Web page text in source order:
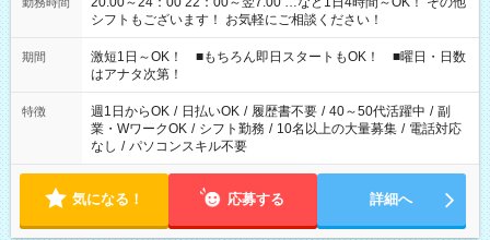
シフトもございます！ お気軽にご相談ください！
期間
激短1日～OK！ ■もちろん即日スタートもOK！ ■曜日・日数
はアナタ次第！
特徴 週1日からOK / 日払いOK / 履歴書不要 / 40～50代活躍中 / 副
業・WワークOK / シフト勤務 / 10名以上の大量募集 / 電話対応
なし / パソコンスキル不要
気になる！ 応募する 詳細へ